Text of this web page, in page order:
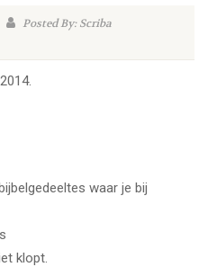
Posted By: Scriba
waar je bij
klopt.